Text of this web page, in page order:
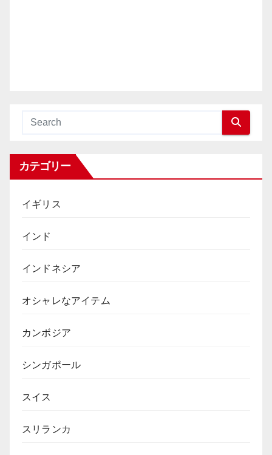
カテゴリー
イギリス
インド
インドネシア
オシャレなアイテム
カンボジア
シンガポール
スイス
スリランカ